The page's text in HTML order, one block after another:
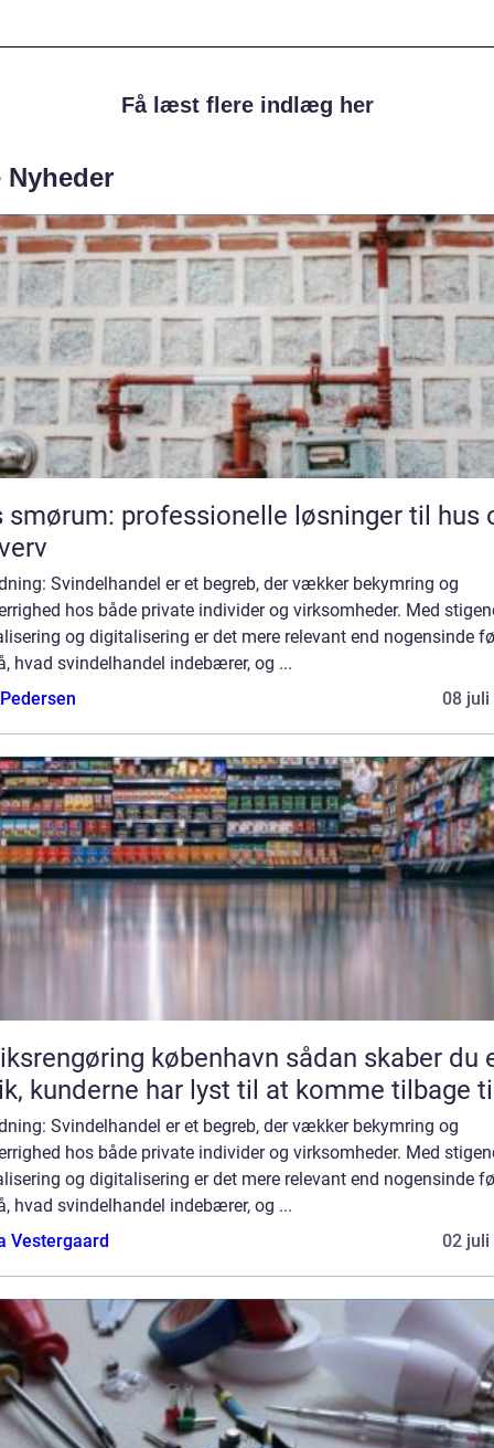
Få læst flere indlæg her
Nyheder
smørum: professionelle løsninger til hus
Svindelhandel er et begreb, der vækker bekymring og
hos både private individer og virksomheder. Med
og digitalisering er det mere relevant end nogensinde
hvad svindelhandel indebærer, og ...
08 juli
københavn sådan skaber du en
kunderne har lyst til at komme tilbage
Svindelhandel er et begreb, der vækker bekymring og
hos både private individer og virksomheder. Med
og digitalisering er det mere relevant end nogensinde
hvad svindelhandel indebærer, og ...
Vestergaard
02 juli